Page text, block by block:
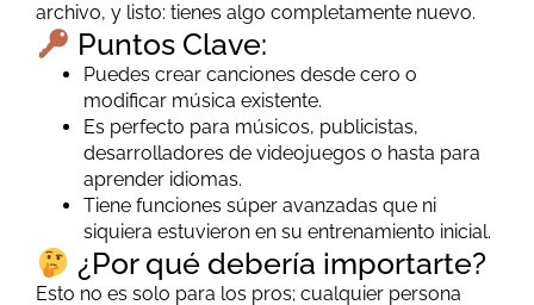
archivo, y listo: tienes algo completamente nuevo.
Puntos Clave:
Puedes crear canciones desde cero o
modificar música existente.
Es perfecto para músicos, publicistas,
desarrolladores de videojuegos o hasta para
aprender idiomas.
Tiene funciones súper avanzadas que ni
siquiera estuvieron en su entrenamiento inicial.
¿Por qué debería importarte?
Esto no es solo para los pros; cualquier persona